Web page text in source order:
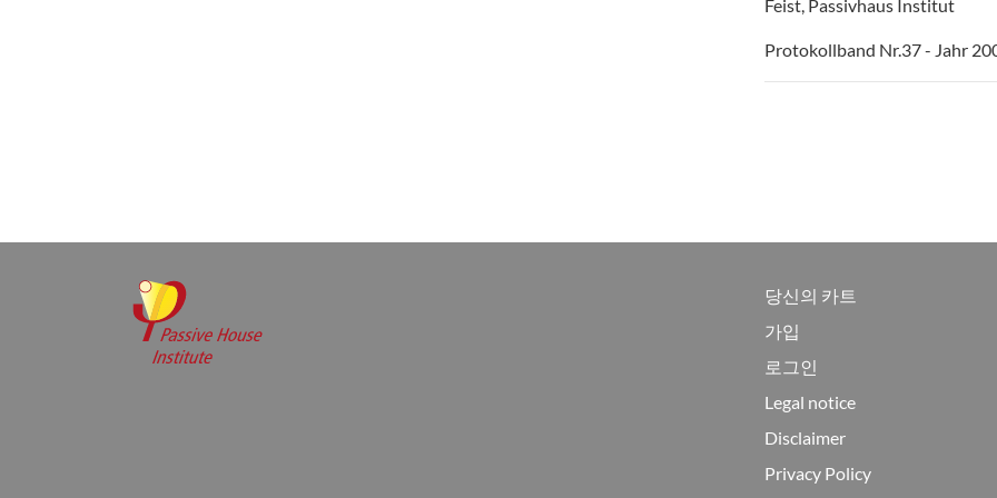
Feist, Passivhaus Institut
Protokollband Nr.37 - Jahr
당신의 카트
가입
로그인
Legal notice
Disclaimer
Privacy Policy